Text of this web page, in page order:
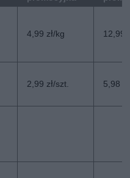
4,99 zł/kg 12,99
2,99 zł/szt. 5,98